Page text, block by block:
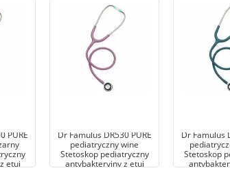
PURE
etui
Dr Famulus DR530 PURE
pediatryczny wine
Stetoskop pediatryczny
antybakteryjny z etui
Dr Famulus
Stetoskop